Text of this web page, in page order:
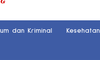
dan Kriminal Kesehatan